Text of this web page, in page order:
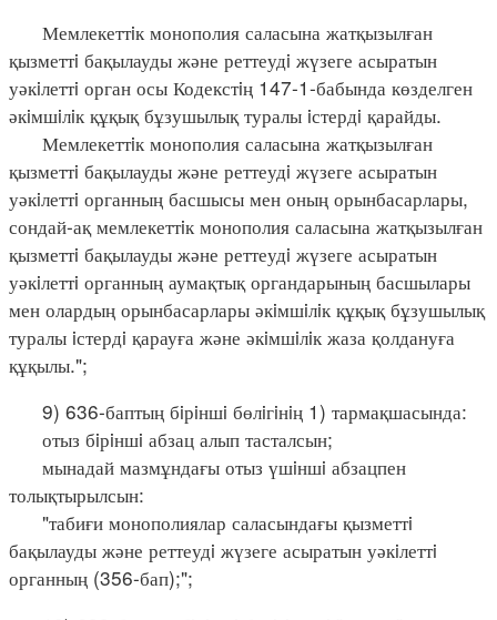
Мемлекеттiк монополия саласына жатқызылған
қызметтi бақылауды және реттеудi жүзеге асыратын
уәкiлеттi орган осы Кодекстiң 147-1-бабында көзделген
әкiмшiлiк құқық бұзушылық туралы iстердi қарайды.
Мемлекеттiк монополия саласына жатқызылған
қызметтi бақылауды және реттеудi жүзеге асыратын
уәкiлеттi органның басшысы мен оның орынбасарлары,
сондай-ақ мемлекеттiк монополия саласына жатқызылған
қызметтi бақылауды және реттеудi жүзеге асыратын
уәкiлеттi органның аумақтық органдарының басшылары
мен олардың орынбасарлары әкiмшiлiк құқық бұзушылық
туралы iстердi қарауға және әкiмшiлiк жаза қолдануға
құқылы.";
9) 636-баптың бiрiншi бөлiгiнiң 1) тармақшасында:
отыз бiрiншi абзац алып тасталсын;
мынадай мазмұндағы отыз үшiншi абзацпен
толықтырылсын:
"табиғи монополиялар саласындағы қызметтi
бақылауды және реттеудi жүзеге асыратын уәкiлеттi
органның (356-бап);";